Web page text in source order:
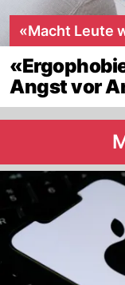
«Macht Leute
Angst vor